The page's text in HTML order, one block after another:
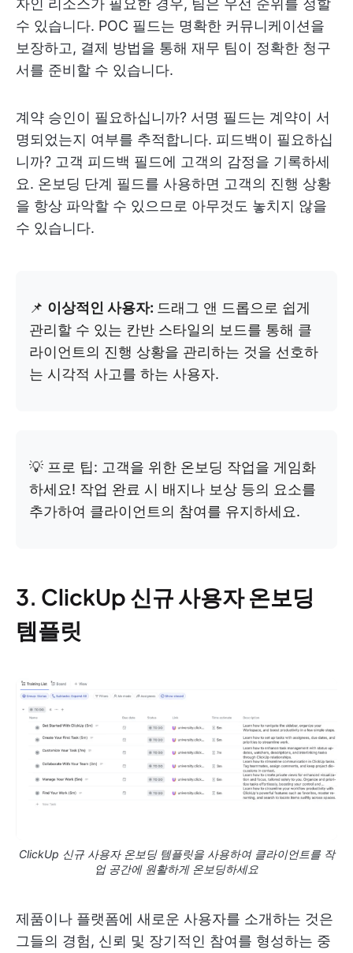
자인 리소스가 필요한 경우, 팀은 우선 순위를 정할
수 있습니다. POC 필드는 명확한 커뮤니케이션을
보장하고, 결제 방법을 통해 재무 팀이 정확한 청구
서를 준비할 수 있습니다.
계약 승인이 필요하십니까? 서명 필드는 계약이 서
명되었는지 여부를 추적합니다. 피드백이 필요하십
니까? 고객 피드백 필드에 고객의 감정을 기록하세
요. 온보딩 단계 필드를 사용하면 고객의 진행 상황
을 항상 파악할 수 있으므로 아무것도 놓치지 않을
수 있습니다.
📌 이상적인 사용자: 드래그 앤 드롭으로 쉽게
관리할 수 있는 칸반 스타일의 보드를 통해 클
라이언트의 진행 상황을 관리하는 것을 선호하
는 시각적 사고를 하는 사용자.
💡 프로 팁: 고객을 위한 온보딩 작업을 게임화
하세요! 작업 완료 시 배지나 보상 등의 요소를
추가하여 클라이언트의 참여를 유지하세요.
3. ClickUp 신규 사용자 온보딩
템플릿
ClickUp 신규 사용자 온보딩 템플릿을 사용하여 클라이언트를 작
업 공간에 원활하게 온보딩하세요
제품이나 플랫폼에 새로운 사용자를 소개하는 것은
그들의 경험, 신뢰 및 장기적인 참여를 형성하는 중